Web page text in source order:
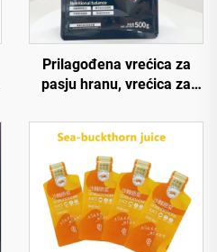
Prilagođena vrećica za
pasju hranu, vrećica za
ljubimce, uspravna ravna
dno vrećica s gusjenicom,
Mylar vrećice za brtvljenje
toplinom, vrećice za pse s
providnim prozorom